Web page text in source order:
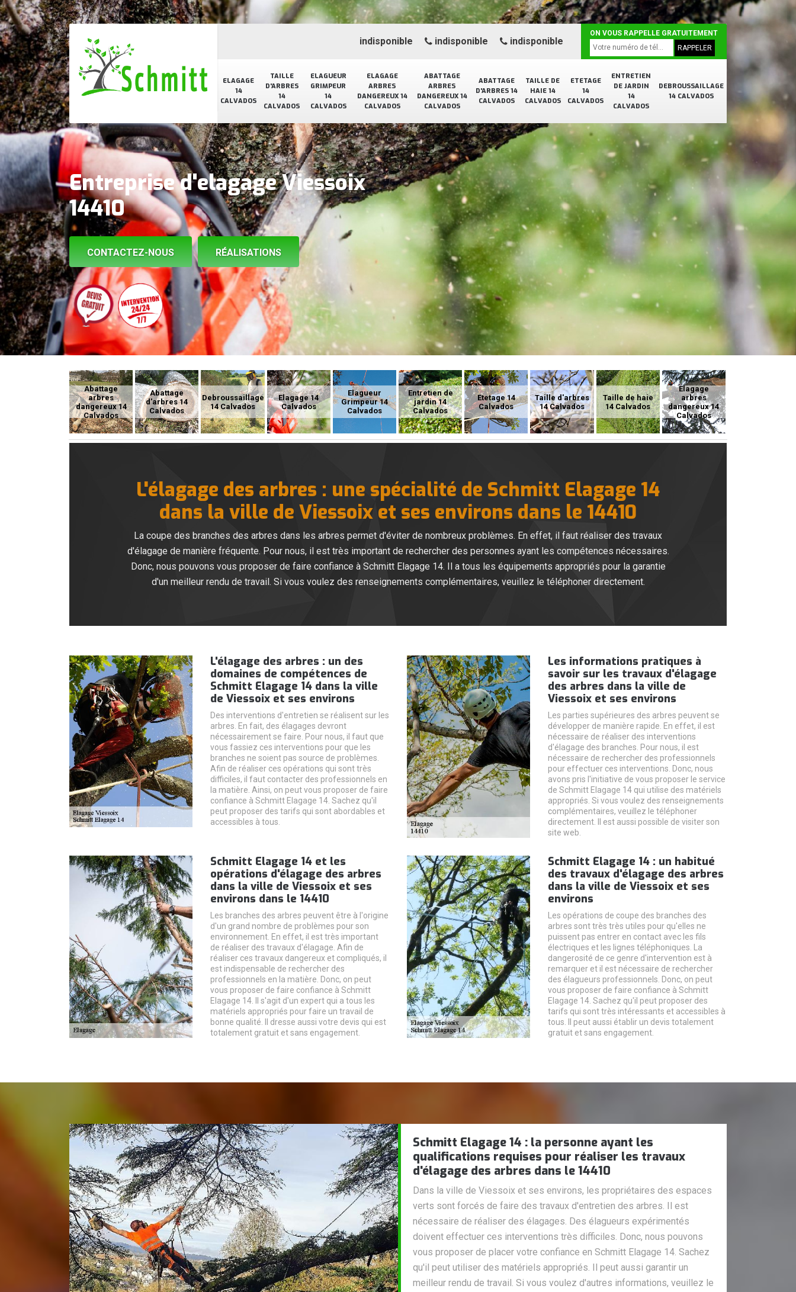
ELAGAGE
14
CALVADOS
TAILLE
D'ARBRES
14
CALVADOS
ELAGUEUR
GRIMPEUR
14
CALVADOS
ELAGAGE
ARBRES
DANGEREUX 14
CALVADOS
ABATTAGE
ARBRES
DANGEREUX 14
CALVADOS
ABATTAGE
D'ARBRES 14
CALVADOS
TAILLE DE
HAIE 14
CALVADOS
ETETAGE
14
CALVADOS
ENTRETIEN
DE JARDIN
14
CALVADOS
DEBROUSSAILLAGE
14 CALVADOS
indisponible indisponible indisponible
ON VOUS RAPPELLE GRATUITEMENT
Entreprise d'elagage Viessoix
14410
CONTACTEZ-NOUS RÉALISATIONS
Abattage
arbres
dangereux 14
Calvados
Abattage
d'arbres 14
Calvados
Debroussaillage
14 Calvados
Elagage 14
Calvados
Elagueur
Grimpeur 14
Calvados
Entretien de
jardin 14
Calvados
Etetage 14
Calvados
Taille d'arbres
14 Calvados
Taille de haie
14 Calvados
Elagage
arbres
dangereux 14
Calvados
L'élagage des arbres : une spécialité de Schmitt Elagage 14
dans la ville de Viessoix et ses environs dans le 14410
La coupe des branches des arbres dans les arbres permet d'éviter de nombreux problèmes. En effet, il faut réaliser des travaux
d'élagage de manière fréquente. Pour nous, il est très important de rechercher des personnes ayant les compétences nécessaires.
Donc, nous pouvons vous proposer de faire confiance à Schmitt Elagage 14. Il a tous les équipements appropriés pour la garantie
d'un meilleur rendu de travail. Si vous voulez des renseignements complémentaires, veuillez le téléphoner directement.
L'élagage des arbres : un des
domaines de compétences de
Schmitt Elagage 14 dans la ville
de Viessoix et ses environs
Des interventions d'entretien se réalisent sur les
arbres. En fait, des élagages devront
nécessairement se faire. Pour nous, il faut que
vous fassiez ces interventions pour que les
branches ne soient pas source de problèmes.
Afin de réaliser ces opérations qui sont très
difficiles, il faut contacter des professionnels en
la matière. Ainsi, on peut vous proposer de faire
confiance à Schmitt Elagage 14. Sachez qu'il
peut proposer des tarifs qui sont abordables et
accessibles à tous.
Les informations pratiques à
savoir sur les travaux d'élagage
des arbres dans la ville de
Viessoix et ses environs
Les parties supérieures des arbres peuvent se
développer de manière rapide. En effet, il est
nécessaire de réaliser des interventions
d'élagage des branches. Pour nous, il est
nécessaire de rechercher des professionnels
pour effectuer ces interventions. Donc, nous
avons pris l'initiative de vous proposer le service
de Schmitt Elagage 14 qui utilise des matériels
appropriés. Si vous voulez des renseignements
complémentaires, veuillez le téléphoner
directement. Il est aussi possible de visiter son
site web.
Schmitt Elagage 14 et les
opérations d'élagage des arbres
dans la ville de Viessoix et ses
environs dans le 14410
Les branches des arbres peuvent être à l'origine
d'un grand nombre de problèmes pour son
environnement. En effet, il est très important
de réaliser des travaux d'élagage. Afin de
réaliser ces travaux dangereux et compliqués, il
est indispensable de rechercher des
professionnels en la matière. Donc, on peut
vous proposer de faire confiance à Schmitt
Elagage 14. Il s'agit d'un expert qui a tous les
matériels appropriés pour faire un travail de
bonne qualité. Il dresse aussi votre devis qui est
totalement gratuit et sans engagement.
Schmitt Elagage 14 : un habitué
des travaux d'élagage des arbres
dans la ville de Viessoix et ses
environs
Les opérations de coupe des branches des
arbres sont très très utiles pour qu'elles ne
puissent pas entrer en contact avec les fils
électriques et les lignes téléphoniques. La
dangerosité de ce genre d'intervention est à
remarquer et il est nécessaire de rechercher
des élagueurs professionnels. Donc, on peut
vous proposer de faire confiance à Schmitt
Elagage 14. Sachez qu'il peut proposer des
tarifs qui sont très intéressants et accessibles à
tous. Il peut aussi établir un devis totalement
gratuit et sans engagement.
Schmitt Elagage 14 : la personne ayant les
qualifications requises pour réaliser les travaux
d'élagage des arbres dans le 14410
Dans la ville de Viessoix et ses environs, les propriétaires des espaces
verts sont forcés de faire des travaux d'entretien des arbres. Il est
nécessaire de réaliser des élagages. Des élagueurs expérimentés
doivent effectuer ces interventions très difficiles. Donc, nous pouvons
vous proposer de placer votre confiance en Schmitt Elagage 14. Sachez
qu'il peut utiliser des matériels appropriés. Il peut aussi garantir un
meilleur rendu de travail. Si vous voulez d'autres informations, veuillez le